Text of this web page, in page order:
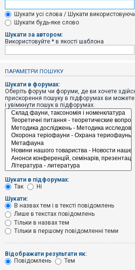
Т
е
м
и
б
і
п
о
в
і
д
в
н
т
е
м
и
о
ш
Шукати усі слова / Шукати
Шукати будь-яке слово
Шукати за автором:
Використовуйте * в якості шаблона
ПАРАМЕТРИ ПОШУКУ
Шукати в форумах:
Оберіть форум чи форуми, де ви хочете
прискорення пошуку в підфорумах ви можете
і увімкнути пошук в підфорумах.
Шукати в підфорумах:
Так
Ні
Шукати:
В назвах тем і в тексті повідомлень
Лише в текстах повідомлень
Тільки в назвах тем
Тільки в першому повідомленні теми
Відображати результати як:
Повідомлень
Тем